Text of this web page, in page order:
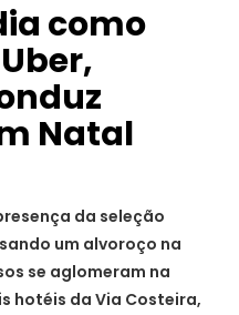
como
Natal
da seleção
um alvoroço na
se aglomeram na
hotéis da Via Costeira,